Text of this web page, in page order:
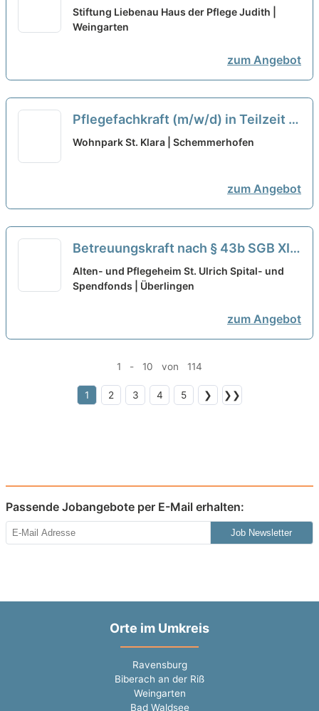
(w/m/d) in Teilzeit - Wir haben den
passenden Job für Dich!
Stiftung Liebenau Haus der Pflege Judith |
Weingarten
zum Angebot
Pflegefachkraft (m/w/d) in Teilzeit -
Bei uns startet Ihre Karriere!
Wohnpark St. Klara | Schemmerhofen
zum Angebot
Betreuungskraft nach § 43b SGB XI
(m/w/d) in Teilzeit - Herzlich
willkommen! neu
Alten- und Pflegeheim St. Ulrich Spital- und
Spendfonds | Überlingen
zum Angebot
1 - 10 von 114
1 2 3 4 5 ❯ ❯❯
Passende Jobangebote per E-Mail erhalten:
Job Newsletter
Orte im Umkreis
Ravensburg
Biberach an der Riß
Weingarten
Bad Waldsee